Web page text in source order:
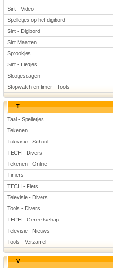
Sint - Video
Spelletjes op het digibord
Sint - Digibord
Sint Maarten
Sprookjes
Sint - Liedjes
Slootjesdagen
Stopwatch en timer - Tools
T
Taal - Spelletjes
Tekenen
Televisie - School
TECH - Divers
Tekenen - Online
Timers
TECH - Fiets
Televisie - Divers
Tools - Divers
TECH - Gereedschap
Televisie - Nieuws
Tools - Verzamel
V